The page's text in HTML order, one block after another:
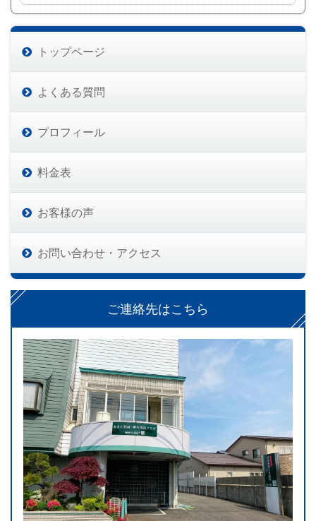
トップページ
よくある質問
プロフィール
料金表
お客様の声
お問い合わせ・アクセス
ご連絡先はこちら